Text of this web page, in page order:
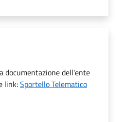
documentazione dell'ente
link:Sportello Telematico